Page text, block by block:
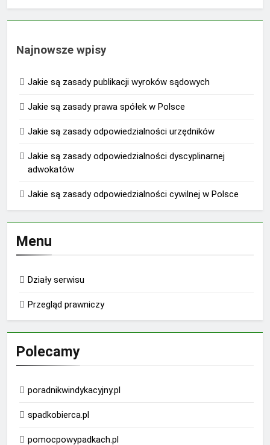
Najnowsze wpisy
Jakie są zasady publikacji wyroków sądowych
Jakie są zasady prawa spółek w Polsce
Jakie są zasady odpowiedzialności urzędników
Jakie są zasady odpowiedzialności dyscyplinarnej
adwokatów
Jakie są zasady odpowiedzialności cywilnej w Polsce
Menu
Działy serwisu
Przegląd prawniczy
Polecamy
poradnikwindykacyjny.pl
spadkobierca.pl
pomocpowypadkach.pl